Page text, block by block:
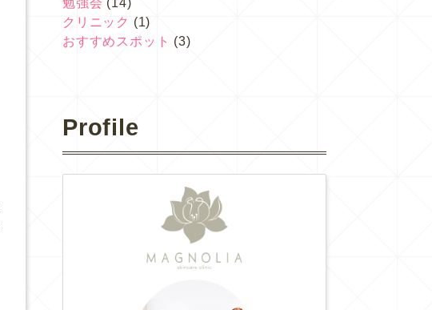
クリニック (1)
おすすめスポット (3)
Profile